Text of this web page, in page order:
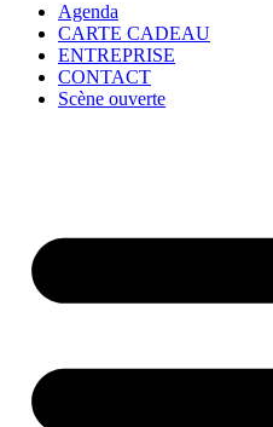
Agenda
CARTE CADEAU
ENTREPRISE
CONTACT
Scène ouverte